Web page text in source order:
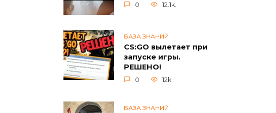
0 12.1k.
БАЗА ЗНАНИЙ
CS:GO вылетает при
запуске игры.
РЕШЕНО!
0 12k.
БАЗА ЗНАНИЙ